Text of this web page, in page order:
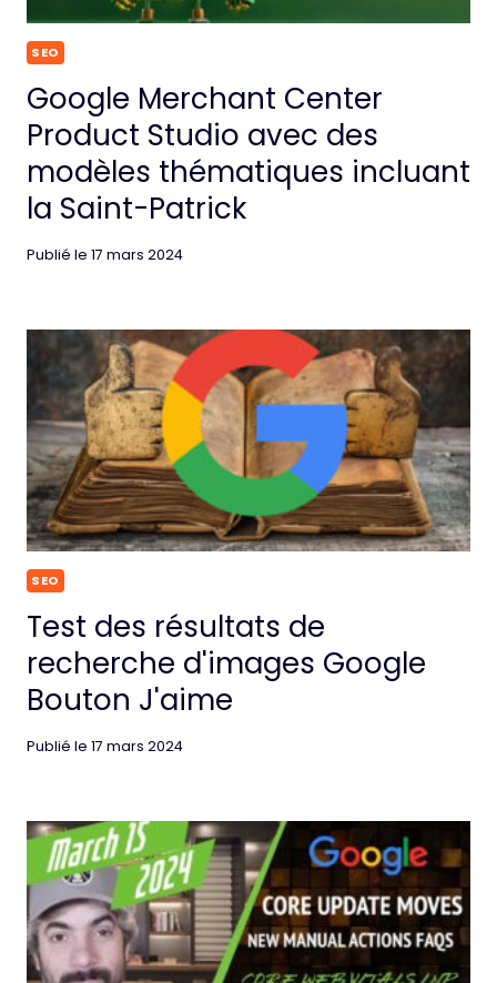
SEO
Google Merchant Center
Product Studio avec des
modèles thématiques incluant
la Saint-Patrick
Publié le 17 mars 2024
SEO
Test des résultats de
recherche d'images Google
Bouton J'aime
Publié le 17 mars 2024